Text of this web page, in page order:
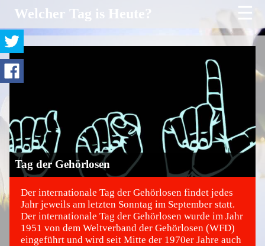
Welcher Tag is Heute? ☰
Tag der Gehörlosen
©
Der internationale Tag der Gehörlosen findet jedes
Jahr jeweils am letzten Sonntag im September statt.
Der internationale Tag der Gehörlosen wurde im Jahr
1951 von dem Weltverband der Gehörlosen (WFD)
eingeführt und wird seit Mitte der 1970er Jahre auch